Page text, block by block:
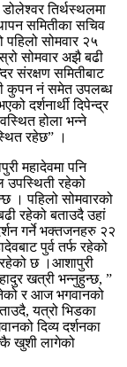
तिर्थस्थलमा
समितीका सचिव
पहिलो सोमवार २५
सोमवार अझै बढी
संरक्षण समितीबाट
कुपन नं समेत उपलब्ध
दर्शनार्थी दिपेन्द्र
होला भन्ने
रहेछ” ।
महादेवमा पनि
उपस्थिती रहेको
। पहिलो सोमवारको
रहेको बताउदै उहां
गर्ने भक्तजनहरु २२
पुर्व तर्फ रहेको
रहेको छ ।आशापुरी
खत्री भन्नुहुन्छ, ”
र आज भगवानको
यत्रो भिडका
दिव्य दर्शनका
खुशी लागेको